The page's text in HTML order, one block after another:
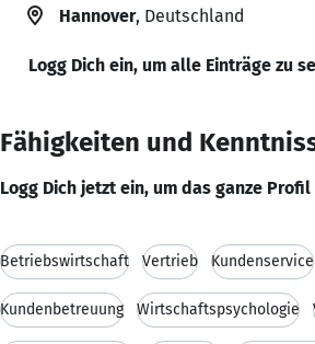
Hannover, Deutschland
Logg Dich ein, um alle Einträge zu
Fähigkeiten und
Logg Dich jetzt ein, um das ganze Profil
Betriebswirtschaft Vertrieb Kundenservice
Kundenbetreuung Wirtschaftspsychologie